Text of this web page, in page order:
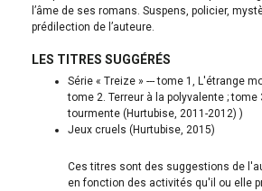
l’âme de ses romans. Suspens, policier,
prédilection de l’auteure.
LES TITRES SUGGÉRÉS
Série « Treize » --- tome 1, L'étrange
tome 2. Terreur à la polyvalente ; tome
tourmente (Hurtubise, 2011-2012) )
Jeux cruels (Hurtubise, 2015)
Ces titres sont des suggestions de
en fonction des activités qu'il ou elle